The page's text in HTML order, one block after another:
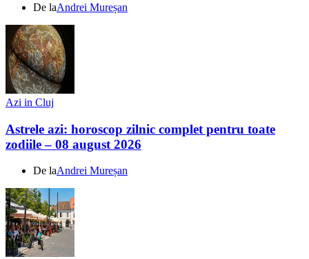
De laAndrei Mureșan
Azi in Cluj
Astrele azi: horoscop zilnic complet pentru toate
zodiile – 08 august 2026
De laAndrei Mureșan